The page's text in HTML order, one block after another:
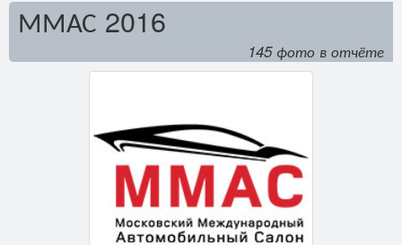
ММАС 2016
145 фото в отчёте